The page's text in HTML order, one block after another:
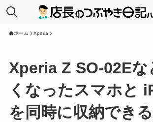
ホーム Xperia
Xperia Z SO-02Eな
くなったスマホと
を同時に収納でき